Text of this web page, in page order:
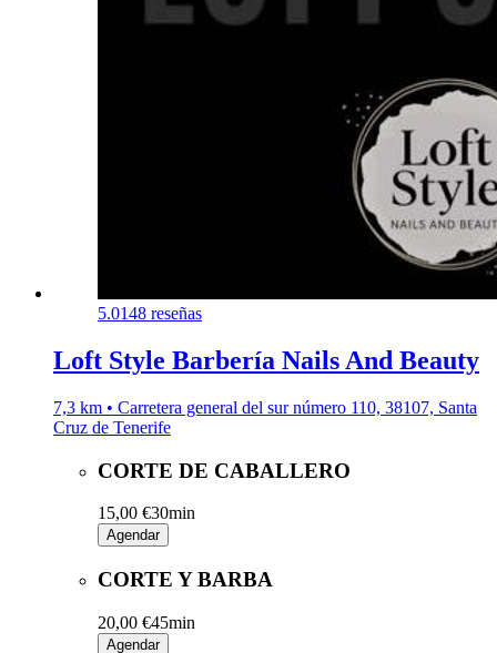
5.0148 reseñas
Loft Style Barbería Nails And Beauty
7,3 km • Carretera general del sur número 110, 38107, Santa
Cruz de Tenerife
CORTE DE CABALLERO
15,00 €30min
Agendar
CORTE Y BARBA
20,00 €45min
Agendar